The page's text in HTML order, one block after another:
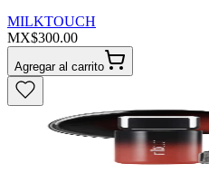
MILKTOUCH
MX$300.00
Agregar al carrito